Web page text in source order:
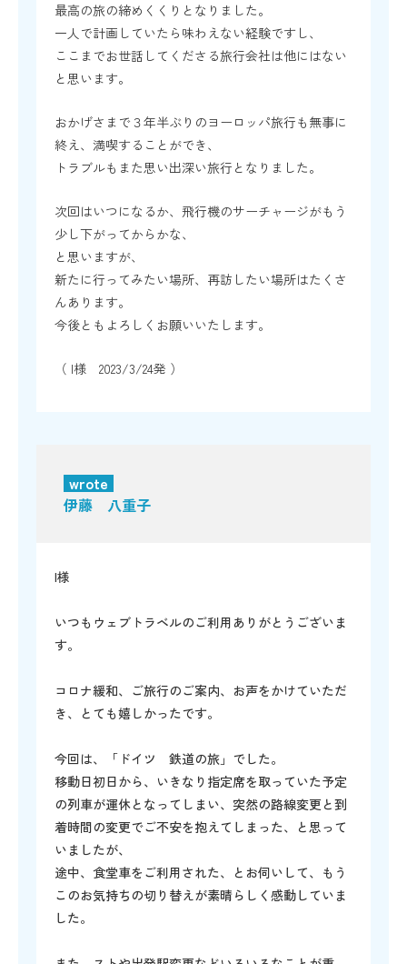
最高の旅の締めくくりとなりました。
一人で計画していたら味わえない経験ですし、
ここまでお世話してくださる旅行会社は他にはない
と思います。
おかげさまで３年半ぶりのヨーロッパ旅行も無事に
終え、満喫することができ、
トラブルもまた思い出深い旅行となりました。
次回はいつになるか、飛行機のサーチャージがもう
少し下がってからかな、
と思いますが、
新たに行ってみたい場所、再訪したい場所はたくさ
んあります。
今後ともよろしくお願いいたします。
（ I様 2023/3/24発 ）
wrote
伊藤 八重子
I様
いつもウェブトラベルのご利用ありがとうございま
す。
コロナ緩和、ご旅行のご案内、お声をかけていただ
き、とても嬉しかったです。
今回は、「ドイツ 鉄道の旅」でした。
移動日初日から、いきなり指定席を取っていた予定
の列車が運休となってしまい、突然の路線変更と到
着時間の変更でご不安を抱えてしまった、と思って
いましたが、
途中、食堂車をご利用された、とお伺いして、もう
このお気持ちの切り替えが素晴らしく感動していま
した。